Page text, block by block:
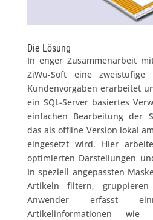
Die Lösung
In enger Zusammenarbeit
ZiWu-Soft eine zweistufige
Kundenvorgaben erarbeitet
ein SQL-Server basiertes
einfachen Bearbeitung der
das als offline Version lokal
eingesetzt wird. Hier
optimierten Darstellungen
In speziell angepassten
Artikeln filtern,
Anwender erfasst
Artikelinformationen wie